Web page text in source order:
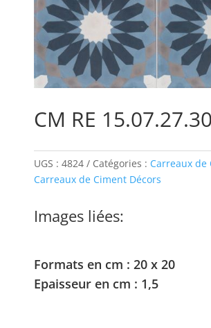
CM RE 15.07.27.30
UGS :4824 Catégories : Carreaux de
Carreaux de Ciment Décors
Images liées:
Formats en cm : 20 x 20
Epaisseur en cm : 1,5